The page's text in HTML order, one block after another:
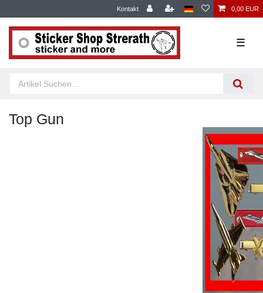
Kontakt 0,00 EUR
☰
Top Gun